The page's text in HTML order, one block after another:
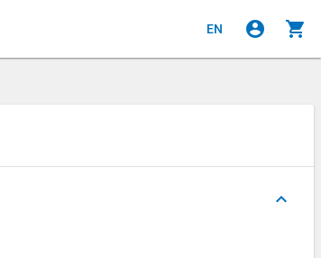
EN account_circle shopping_cart
keyboard_arrow_up